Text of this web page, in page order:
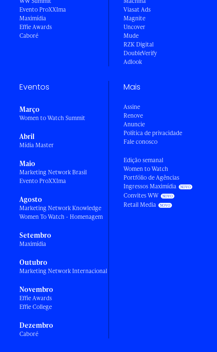
Evento ProXXIma
Maximídia
Effie Awards
Caboré
Viasat Ads
Magnite
Uncover
Mude
RZK Digital
DoubleVerify
Adlook
Eventos
Março
Women to Watch Summit
Abril
Mídia Master
Maio
Marketing Network Brasil
Evento ProXXIma
Agosto
Marketing Network Knowledge
Women To Watch - Homenagem
Setembro
Maximídia
Outubro
Marketing Network Internacional
Novembro
Effie Awards
Effie College
Dezembro
Caboré
Mais
Assine
Renove
Anuncie
Política de privacidade
Fale conosco
Edição semanal
Women to Watch
Portfólio de Agências
Ingressos Maximídia
Convites WW
Retail Media